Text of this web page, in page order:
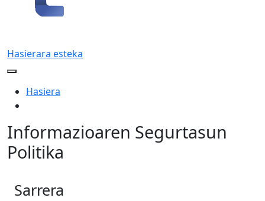
Hasierara esteka
Hasiera
Informazioaren Segurtasun
Politika
Sarrera